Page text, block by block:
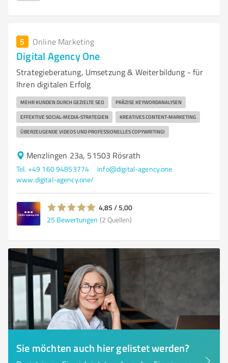
5 Online Marketing
Digital Agency One
Strategieberatung, Umsetzung & Weiterbildung - für
Ihren digitalen Erfolg
MEHR KUNDEN DURCH GEZIELTE SEO PRÄZISE KEYWORDANALYSEN
EFFEKTIVE SOCIAL-MEDIA-STRATEGIEN KREATIVES CONTENT-MARKETING
ÜBERZEUGENDE VIDEOS UND PROFESSIONELLES COPYWRITING!
Menzlingen 23a, 51503 Rösrath
Tel. +49 160 94853774
info@digital-agency.one
www.digital-agency.one/
4,85 / 5,00
25 Bewertungen (2 Quellen)
Sie möchten auch hier gelistet werden?